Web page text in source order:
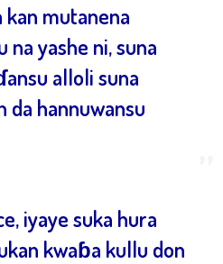
mutanena
na yashe ni, suna
alloli suna
da hannuwansu
iyaye suka hura
kwaɓa kullu don